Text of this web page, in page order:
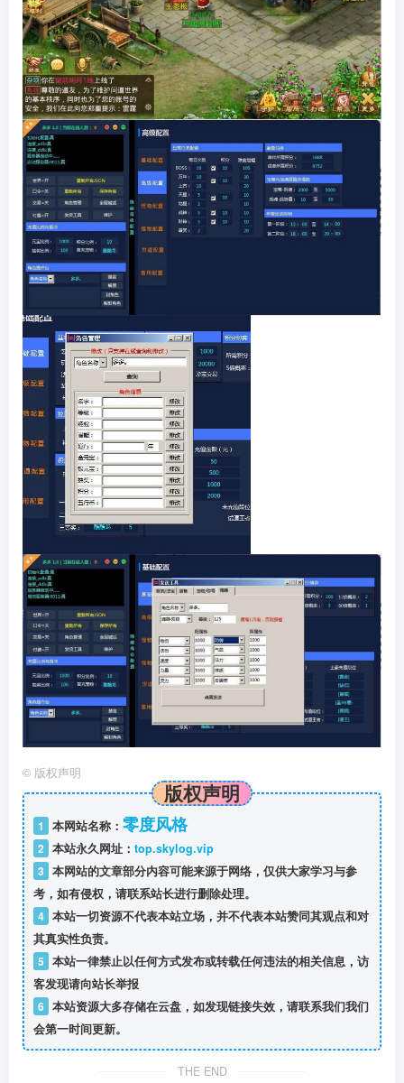
© 版权声明
版权声明
1 本网站名称： 零度风格
2 本站永久网址： top.skylog.vip
3 本网站的文章部分内容可能来源于网络，仅供大家学习与参
考，如有侵权，请联系站长进行删除处理。
4 本站一切资源不代表本站立场，并不代表本站赞同其观点和对
其真实性负责。
5 本站一律禁止以任何方式发布或转载任何违法的相关信息，访
客发现请向站长举报
6 本站资源大多存储在云盘，如发现链接失效，请联系我们我们
会第一时间更新。
THE END